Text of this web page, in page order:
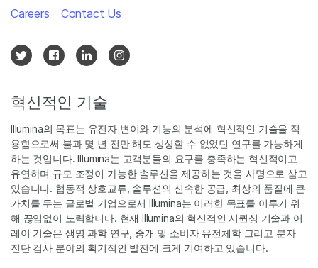
혁신적인 기술
Illumina의 목표는 유전자 변이와 기능의 분석에 혁신적인 기술을 적
용함으로써 불과 몇 년 전만 해도 상상할 수 없었던 연구를 가능하게
하는 것입니다. Illumina는 고객분들의 요구를 충족하는 혁신적이고
유연하며 규모 조정이 가능한 솔루션을 제공하는 것을 사명으로 삼고
있습니다. 협동적 상호교류, 솔루션의 신속한 공급, 최상의 품질에 큰
가치를 두는 글로벌 기업으로서 Illumina는 이러한 목표를 이루기 위
해 끊임없이 노력합니다. 현재 Illumina의 혁신적인 시퀀싱 기술과 어
레이 기술은 생명 과학 연구, 중개 및 소비자 유전체학 그리고 분자
진단 검사 분야의 획기적인 발전에 크게 기여하고 있습니다.
Careers Contact Us